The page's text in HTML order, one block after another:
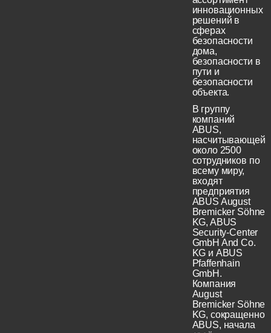
инновационных
решений в
сферах
безопасности
дома,
безопасности в
пути и
безопасности
объекта.
В группу
компаний
ABUS,
насчитывающей
около 2500
сотрудников по
всему миру,
входят
предприятия
ABUS August
Bremicker Söhne
KG, ABUS
Security-Center
GmbH And Co.
KG и ABUS
Pfaffenhain
GmbH.
Компания
August
Bremicker Söhne
KG, сокращенно
ABUS, начала